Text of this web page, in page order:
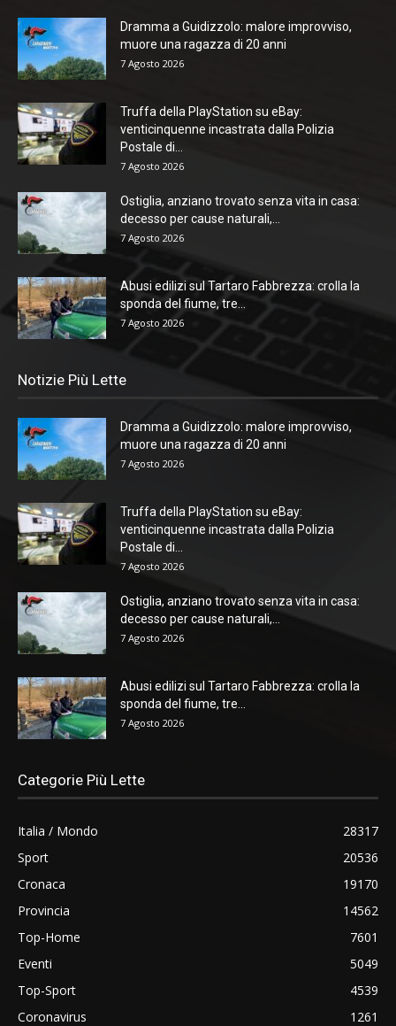
Dramma a Guidizzolo: malore improvviso,
muore una ragazza di 20 anni
7 Agosto 2026
Truffa della PlayStation su eBay:
venticinquenne incastrata dalla Polizia
Postale di...
7 Agosto 2026
Ostiglia, anziano trovato senza vita in casa:
decesso per cause naturali,...
7 Agosto 2026
Abusi edilizi sul Tartaro Fabbrezza: crolla la
sponda del fiume, tre...
7 Agosto 2026
Notizie Più Lette
Dramma a Guidizzolo: malore improvviso,
muore una ragazza di 20 anni
7 Agosto 2026
Truffa della PlayStation su eBay:
venticinquenne incastrata dalla Polizia
Postale di...
7 Agosto 2026
Ostiglia, anziano trovato senza vita in casa:
decesso per cause naturali,...
7 Agosto 2026
Abusi edilizi sul Tartaro Fabbrezza: crolla la
sponda del fiume, tre...
7 Agosto 2026
Categorie Più Lette
Italia / Mondo
28317
Sport
20536
Cronaca
19170
Provincia
14562
Top-Home
7601
Eventi
5049
Top-Sport
4539
Coronavirus
1261